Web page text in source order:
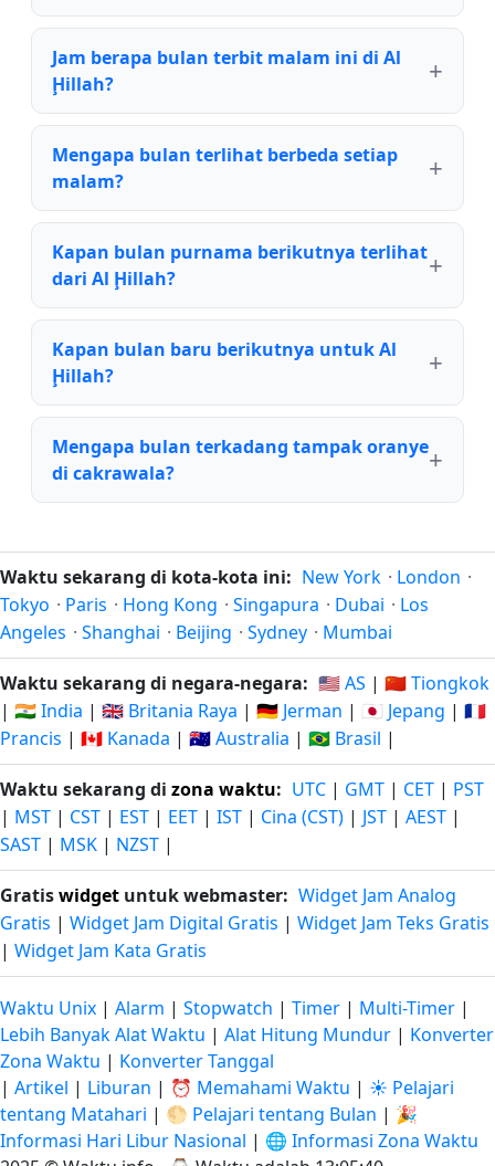
Jam berapa bulan terbit malam ini di Al
Ḩillah?
Mengapa bulan terlihat berbeda setiap
malam?
Kapan bulan purnama berikutnya terlihat
dari Al Ḩillah?
Kapan bulan baru berikutnya untuk Al
Ḩillah?
Mengapa bulan terkadang tampak oranye
di cakrawala?
Waktu sekarang di kota-kota ini: New York · London ·
Tokyo · Paris · Hong Kong · Singapura · Dubai · Los
Angeles · Shanghai · Beijing · Sydney · Mumbai
Waktu sekarang di negara-negara: 🇺🇸 AS | 🇨🇳 Tiongkok
| 🇮🇳 India | 🇬🇧 Britania Raya | 🇩🇪 Jerman | 🇯🇵 Jepang | 🇫🇷
Prancis | 🇨🇦 Kanada | 🇦🇺 Australia | 🇧🇷 Brasil |
Waktu sekarang di zona waktu: UTC | GMT | CET | PST
| MST | CST | EST | EET | IST | Cina (CST) | JST | AEST |
SAST | MSK | NZST |
Gratiswidget untuk webmaster: Widget Jam Analog
Gratis | Widget Jam Digital Gratis | Widget Jam Teks Gratis
| Widget Jam Kata Gratis
Waktu Unix | Alarm | Stopwatch | Timer | Multi-Timer |
Lebih Banyak Alat Waktu | Alat Hitung Mundur | Konverter
Zona Waktu | Konverter Tanggal
| Artikel | Liburan | ⏰ Memahami Waktu | ☀️ Pelajari
tentang Matahari | 🌕 Pelajari tentang Bulan | 🎉
Informasi Hari Libur Nasional | 🌐 Informasi Zona Waktu